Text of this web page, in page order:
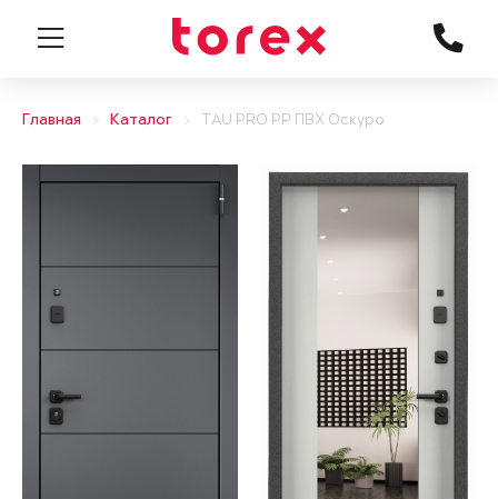
Главная Каталог TAU PRO PP ПВХ Оскуро